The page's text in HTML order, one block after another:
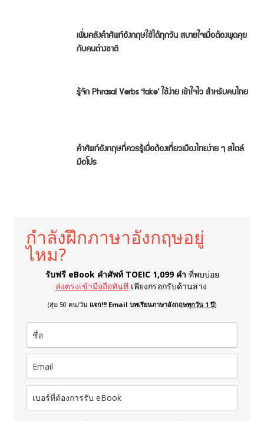
เพิ่มคลังคำศัพท์อังกฤษใช้ได้ทุกวัน สบายใจเมื่อต้องพูดคุย
กับคนต่างชาติ
รู้จัก Phrasal Verbs ‘take’ ใช้ง่าย เข้าใจไว สำหรับคนไทย
คำศัพท์อังกฤษที่ควรรู้เมื่อต้องเที่ยวเมืองไทยง่าย ๆ สไตล์
มือโปร
กำลังฝึกภาษาอังกฤษอยู่
ไหม?
รับฟรี eBook คำศัพท์ TOEIC 1,099 คำ ที่พบบ่อย
ส่งตรงเข้ามือถือทันที เพียงกรอกรับด้านล่าง
(สุ่ม 50 คน/วัน แจก!!! Email บทเรียนภาษาอังกฤษทุกวัน 1 ปี)